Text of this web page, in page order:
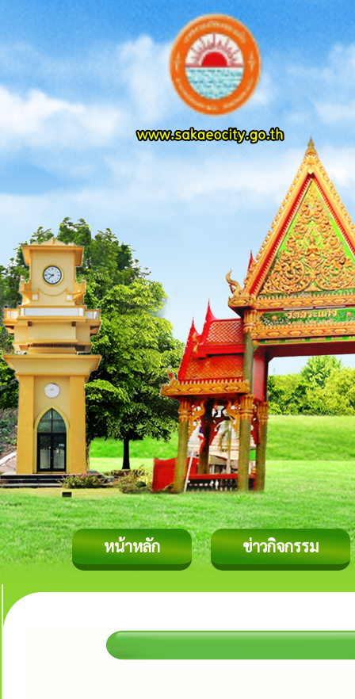
หน้าหลัก ข่าวกิจกรรม